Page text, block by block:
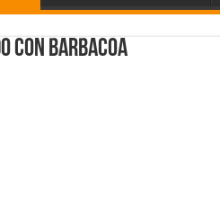
con Barbacoa